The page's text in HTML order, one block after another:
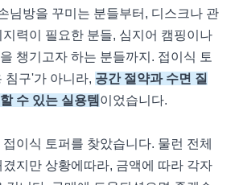
님방을 꾸미는 분들부터, 디스크나 관
력이 필요한 분들, 심지어 캠핑이나
챙기고자 하는 분들까지. 접이식 토
침구'가 아니라, 공간 절약과 수면 질
수 있는 실용템 이었습니다.
이식 토퍼를 찾았습니다. 물런 전체
지만 상황에따라, 금액에 따라 각자